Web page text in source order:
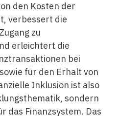
den Kosten der
verbessert die
zu
erleichtert die
bei
für den Erhalt von
Inklusion ist also
sondern
das Finanzsystem. Das